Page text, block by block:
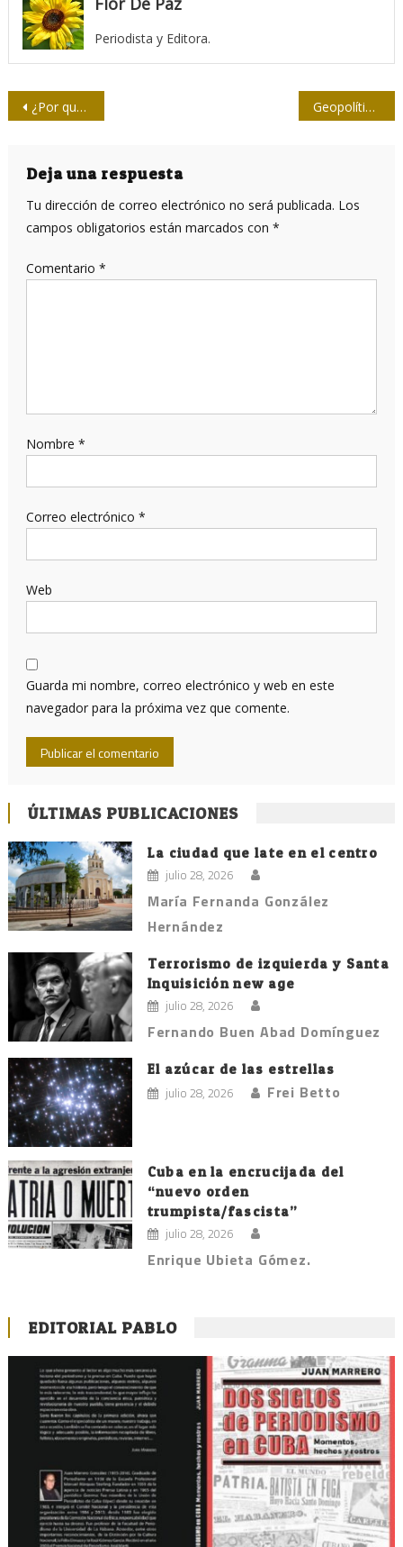
Periodista y Editora.
Navegación
entradas
¿Por qué los medios australianos piden remuneración por las noticias que se mueven en Facebook? Geopolítica de todo lo que no hicimos
Deja una respuesta
Tu dirección de correo electrónico no será publicada. Los
campos obligatorios están marcados con *
Comentario *
Nombre *
Correo electrónico *
Web
Guarda mi nombre, correo electrónico y web en este
navegador para la próxima vez que comente.
ÚLTIMAS PUBLICACIONES
La ciudad que late en el centro
julio 28, 2026
María Fernanda González
Hernández
Terrorismo de izquierda y Santa
Inquisición new age
julio 28, 2026
Fernando Buen Abad Domínguez
El azúcar de las estrellas
julio 28, 2026 Frei Betto
Cuba en la encrucijada del
“nuevo orden
trumpista/fascista”
julio 28, 2026
Enrique Ubieta Gómez.
EDITORIAL PABLO